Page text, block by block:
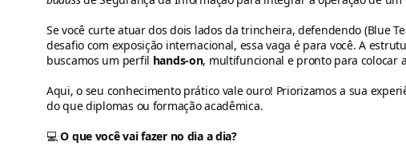
Se você curte atuar dos dois lados da trincheira, defendendo (Blue
desafio com exposição internacional, essa vaga é para você. A
buscamos um perfil hands-on, multifuncional e pronto para colocar
Aqui, o seu conhecimento prático vale ouro! Priorizamos a sua
do que diplomas ou formação acadêmica.
💻O que você vai fazer no dia a dia?